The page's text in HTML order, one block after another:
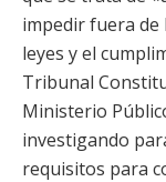
impedir fuera de
leyes y el
Tribunal
Ministerio
investigando
requisitos para